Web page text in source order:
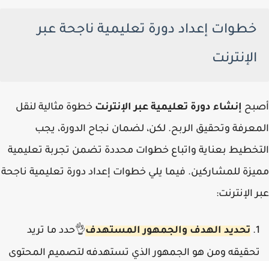
خطوات إعداد دورة تعليمية ناجحة عبر
الإنترنت
أصبح إنشاء دورة تعليمية عبر الإنترنت خطوة مثالية لنقل
المعرفة وتحقيق الربح. لكن، لضمان نجاح الدورة، يجب
التخطيط بعناية واتباع خطوات محددة تضمن تجربة تعليمية
مميزة للمشاركين. فيما يلي خطوات إعداد دورة تعليمية ناجحة
عبر الإنترنت:
تحديد الهدف والجمهور المستهدف👌حدد ما تريد
تحقيقه ومن هو الجمهور الذي تستهدفه لتصميم المحتوى